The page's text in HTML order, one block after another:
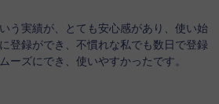
う実績が、とても安心感があり、使い始
登録ができ、不慣れな私でも数日で登録
ーズにでき、使いやすかったです。